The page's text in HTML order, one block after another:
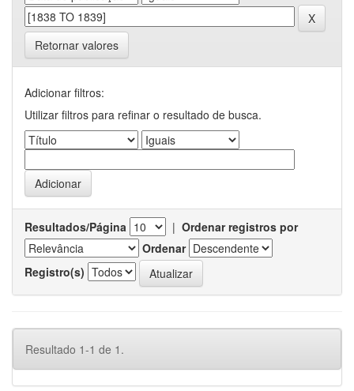
Retornar valores
Adicionar filtros:
Utilizar filtros para refinar o resultado de busca.
Resultados/Página | Ordenar registros por
Ordenar
Registro(s)
Resultado 1-1 de 1.